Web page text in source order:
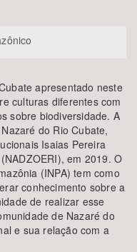
apresentado neste
culturas diferentes com
sobre biodiversidade. A
do Rio Cubate,
Isaias Pereira
em 2019. O
(INPA) tem como
conhecimento sobre a
de realizar esse
de Nazaré do
e sua relação com a